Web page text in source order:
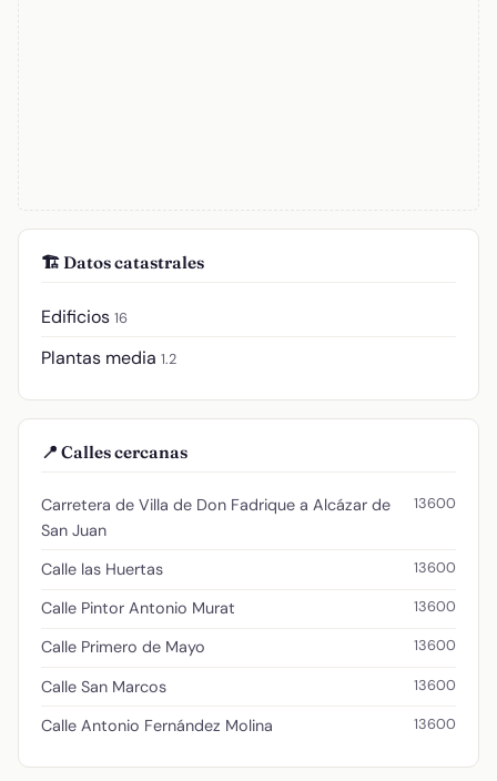
🏗️ Datos catastrales
Edificios 16
Plantas media 1.2
📍 Calles cercanas
Carretera de Villa de Don Fadrique a Alcázar de
San Juan
13600
Calle las Huertas 13600
Calle Pintor Antonio Murat 13600
Calle Primero de Mayo 13600
Calle San Marcos 13600
Calle Antonio Fernández Molina 13600